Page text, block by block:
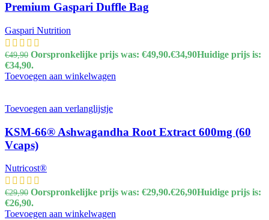
Premium Gaspari Duffle Bag
Gaspari Nutrition
€49,90 Oorspronkelijke prijs was: €49,90.€34,90Huidige prijs is:
€34,90.
Toevoegen aan winkelwagen
Toevoegen aan verlanglijstje
KSM-66® Ashwagandha Root Extract 600mg (60
Vcaps)
Nutricost®
€29,90 Oorspronkelijke prijs was: €29,90.€26,90Huidige prijs is:
€26,90.
Toevoegen aan winkelwagen